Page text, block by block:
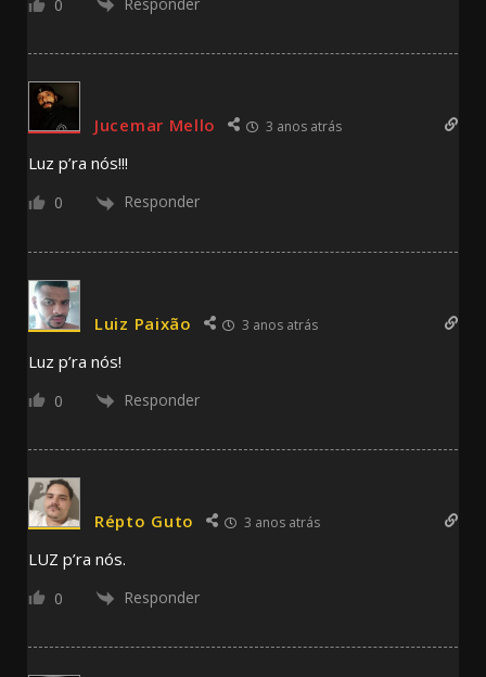
0
Jucemar Mello 3 anos atrás
Luz p’ra nós!!!
0 Responder
Luiz Paixão 3 anos atrás
Luz p’ra nós!
0 Responder
Répto Guto 3 anos atrás
LUZ p’ra nós.
0 Responder